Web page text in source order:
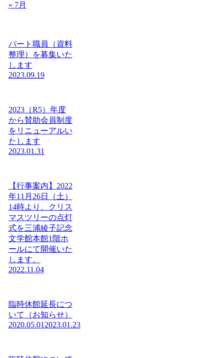
« 7月
パート職員（資料
整理）を募集いた
します
2023.09.19
2023（R5）年度
から賛助会員制度
をリニューアルい
たします
2023.01.31
【行事案内】2022
年11月26日（土）
14時より、クリス
マスツリーの点灯
式を三浦綾子記念
文学館本館1階ホ
ールにて開催いた
します。
2022.11.04
臨時休館延長につ
いて（お知らせ）
2020.05.01 2023.01.23